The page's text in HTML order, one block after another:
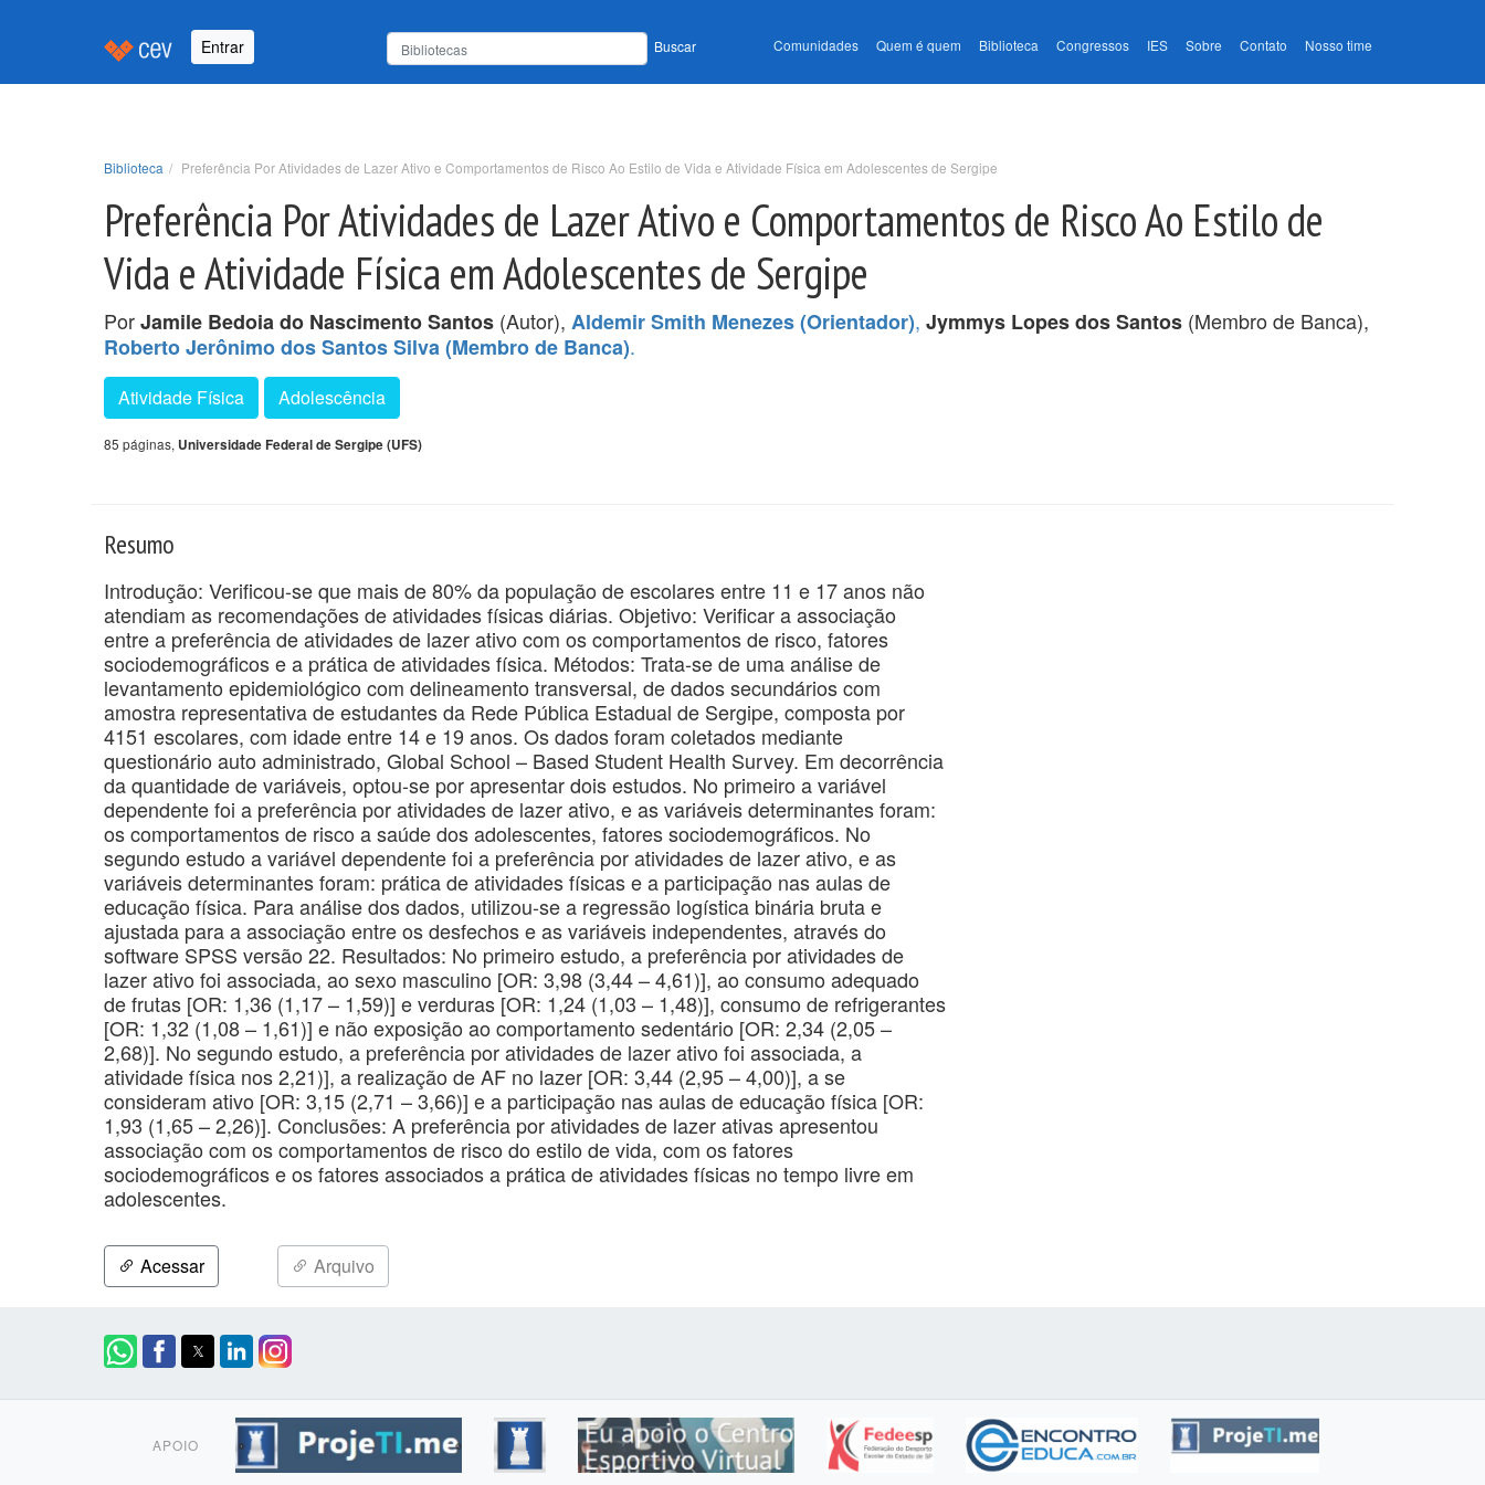
Entrar Buscar Comunidades Quem é quem Biblioteca Congressos IES Sobre Contato Nosso time
Biblioteca Preferência Por Atividades de Lazer Ativo e Comportamentos de Risco Ao Estilo de Vida e Atividade Física em Adolescentes de Sergipe
Preferência Por Atividades de Lazer Ativo e Comportamentos de Risco Ao Estilo de
Vida e Atividade Física em Adolescentes de Sergipe
PorJamile Bedoia do Nascimento Santos (Autor), Aldemir Smith Menezes (Orientador), Jymmys Lopes dos Santos (Membro de Banca),
Roberto Jerônimo dos Santos Silva (Membro de Banca).
Atividade Física Adolescência
85 páginas, Universidade Federal de Sergipe (UFS)
Resumo
Introdução: Verificou-se que mais de 80% da população de escolares entre 11 e 17 anos não
atendiam as recomendações de atividades físicas diárias. Objetivo: Verificar a associação
entre a preferência de atividades de lazer ativo com os comportamentos de risco, fatores
sociodemográficos e a prática de atividades física. Métodos: Trata-se de uma análise de
levantamento epidemiológico com delineamento transversal, de dados secundários com
amostra representativa de estudantes da Rede Pública Estadual de Sergipe, composta por
4151 escolares, com idade entre 14 e 19 anos. Os dados foram coletados mediante
questionário auto administrado, Global School – Based Student Health Survey. Em decorrência
da quantidade de variáveis, optou-se por apresentar dois estudos. No primeiro a variável
dependente foi a preferência por atividades de lazer ativo, e as variáveis determinantes foram:
os comportamentos de risco a saúde dos adolescentes, fatores sociodemográficos. No
segundo estudo a variável dependente foi a preferência por atividades de lazer ativo, e as
variáveis determinantes foram: prática de atividades físicas e a participação nas aulas de
educação física. Para análise dos dados, utilizou-se a regressão logística binária bruta e
ajustada para a associação entre os desfechos e as variáveis independentes, através do
software SPSS versão 22. Resultados: No primeiro estudo, a preferência por atividades de
lazer ativo foi associada, ao sexo masculino [OR: 3,98 (3,44 – 4,61)], ao consumo adequado
de frutas [OR: 1,36 (1,17 – 1,59)] e verduras [OR: 1,24 (1,03 – 1,48)], consumo de refrigerantes
[OR: 1,32 (1,08 – 1,61)] e não exposição ao comportamento sedentário [OR: 2,34 (2,05 –
2,68)]. No segundo estudo, a preferência por atividades de lazer ativo foi associada, a
atividade física nos 2,21)], a realização de AF no lazer [OR: 3,44 (2,95 – 4,00)], a se
consideram ativo [OR: 3,15 (2,71 – 3,66)] e a participação nas aulas de educação física [OR:
1,93 (1,65 – 2,26)]. Conclusões: A preferência por atividades de lazer ativas apresentou
associação com os comportamentos de risco do estilo de vida, com os fatores
sociodemográficos e os fatores associados a prática de atividades físicas no tempo livre em
adolescentes.
Acessar Arquivo
APOIO